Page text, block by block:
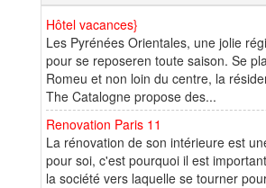
Hôtel vacances}
Les Pyrénées Orientales, une jolie
pour se reposeren toute saison. Se
Romeu et non loin du centre, la
The Catalogne propose des...
Renovation Paris 11
La rénovation de son intérieure est
pour soi, c'est pourquoi il est
la société vers laquelle se tourner